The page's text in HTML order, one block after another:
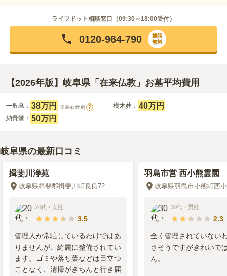
ライフドット相談窓口（09:30～18:00受付）
0120-964-790
通話
無料
【2026年版】岐阜県「在来仏教」お墓平均費用
一般墓： 38万円 ※墓石代別 ? 樹木葬： 40万円
納骨堂： 50万円
岐阜県の最新口コミ
揖斐川浄苑
岐阜県揖斐郡揖斐川町長良72
20代 ・ 女性
3.5
管理人が常駐しているわけではあ
りませんが、綺麗に整備されてい
ます。ゴミや落ち葉などは目立つ
ことなく、清掃がきちんと行き届
羽島市営 西小熊霊園
岐阜県羽島市小熊町西
30代 ・ 男性
2.3
全く管理されていない
さそうですがきれいで
ん。